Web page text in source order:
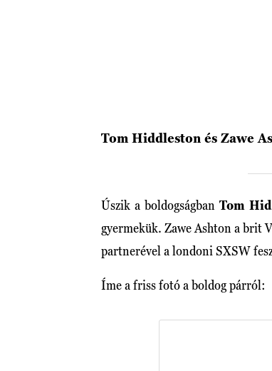
Tom Hiddleston és Zawe
Úszik a boldogságban Tom
gyermekük. Zawe Ashton a brit
partnerével a londoni SXSW
Íme a friss fotó a boldog párról: